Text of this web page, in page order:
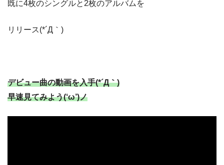
既に4枚のシングルと2枚のアルバムを
リリース(*´Д｀)
デビュー曲の動画を入手(*´Д｀)
早速見てみよう(‘ω’)ノ